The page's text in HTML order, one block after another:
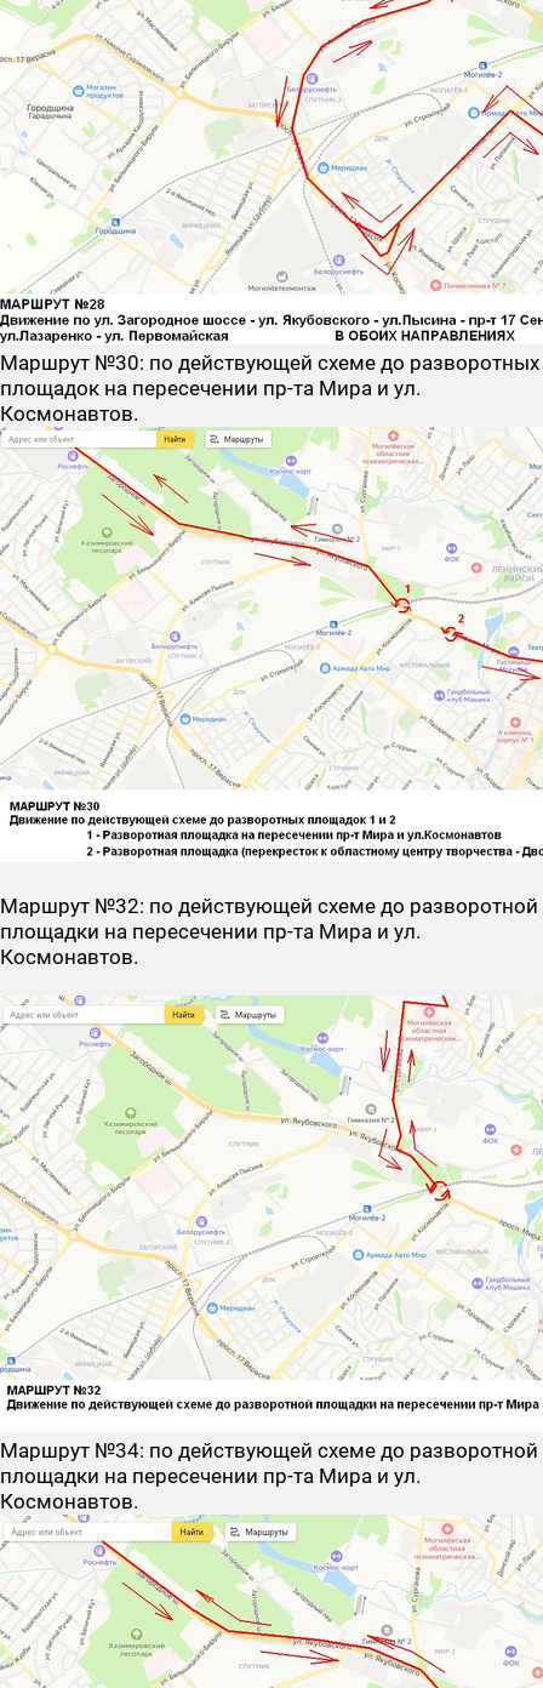
Маршрут №30: по действующей схеме до разворотных
площадок на пересечении пр-та Мира и ул.
Космонавтов.
Маршрут №32: по действующей схеме до разворотной
площадки на пересечении пр-та Мира и ул.
Космонавтов.
Маршрут №34: по действующей схеме до разворотной
площадки на пересечении пр-та Мира и ул.
Космонавтов.